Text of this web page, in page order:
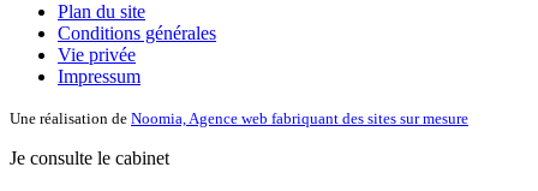
Plan du site
Conditions générales
Vie privée
Impressum
Une réalisation de Noomia, Agence web fabriquant des sites sur mesure
Je consulte le cabinet